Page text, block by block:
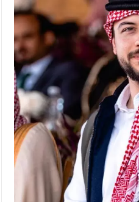
مشروع تعديل قانون الملكية العقارية
الصحف اليومية ويؤكد حرص مجلس
فاعلة مع الإعلام
الثالثة) إلى مراجعة منصة خدمة
العلم
الملك يلتقي مجموعة من رفاق السلاح
اتصالا هاتفيا من العاهل البحريني
فريحات.. مبارك ومزيدا من التوفيق